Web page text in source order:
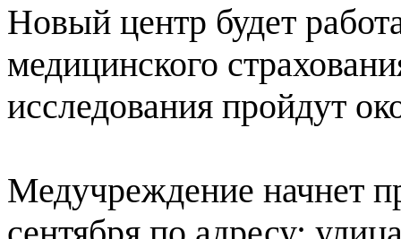
Новый центр будет
медицинского
исследования пройдут
Медучреждение начнет